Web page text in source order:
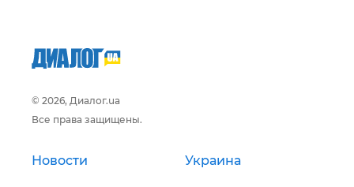
© 2026, Диалог.ua
Все права защищены.
Новости Украина